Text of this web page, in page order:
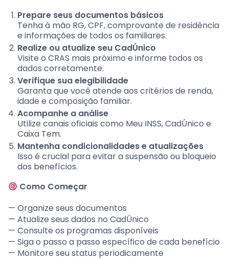
Prepare seus documentos básicos
Tenha à mão RG, CPF, comprovante de residência
e informações de todos os familiares.
Realize ou atualize seu CadÚnico
Visite o CRAS mais próximo e informe todos os
dados corretamente.
Verifique sua elegibilidade
Garanta que você atende aos critérios de renda,
idade e composição familiar.
Acompanhe a análise
Utilize canais oficiais como Meu INSS, CadÚnico e
Caixa Tem.
Mantenha condicionalidades e atualizações
Isso é crucial para evitar a suspensão ou bloqueio
dos benefícios.
Como Começar
— Organize seus documentos
— Atualize seus dados no CadÚnico
— Consulte os programas disponíveis
— Siga o passo a passo específico de cada benefício
— Monitore seu status periodicamente